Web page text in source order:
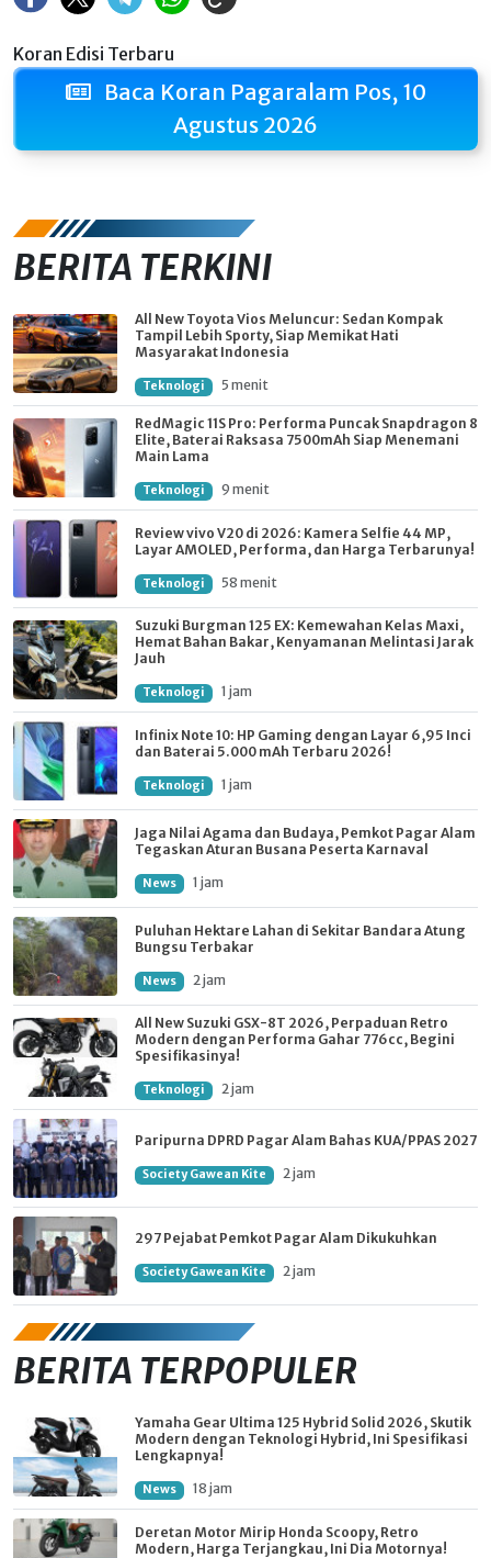
Koran Edisi Terbaru
Baca Koran Pagaralam Pos, 10
Agustus 2026
BERITA TERKINI
All New Toyota Vios Meluncur: Sedan Kompak
Tampil Lebih Sporty, Siap Memikat Hati
Masyarakat Indonesia
Teknologi 5 menit
RedMagic 11S Pro: Performa Puncak Snapdragon 8
Elite, Baterai Raksasa 7500mAh Siap Menemani
Main Lama
Teknologi 9 menit
Review vivo V20 di 2026: Kamera Selfie 44 MP,
Layar AMOLED, Performa, dan Harga Terbarunya!
Teknologi 58 menit
Suzuki Burgman 125 EX: Kemewahan Kelas Maxi,
Hemat Bahan Bakar, Kenyamanan Melintasi Jarak
Jauh
Teknologi 1 jam
Infinix Note 10: HP Gaming dengan Layar 6,95 Inci
dan Baterai 5.000 mAh Terbaru 2026!
Teknologi 1 jam
Jaga Nilai Agama dan Budaya, Pemkot Pagar Alam
Tegaskan Aturan Busana Peserta Karnaval
News 1 jam
Puluhan Hektare Lahan di Sekitar Bandara Atung
Bungsu Terbakar
News 2 jam
All New Suzuki GSX-8T 2026, Perpaduan Retro
Modern dengan Performa Gahar 776cc, Begini
Spesifikasinya!
Teknologi 2 jam
Paripurna DPRD Pagar Alam Bahas KUA/PPAS 2027
Society Gawean Kite 2 jam
297 Pejabat Pemkot Pagar Alam Dikukuhkan
Society Gawean Kite 2 jam
BERITA TERPOPULER
Yamaha Gear Ultima 125 Hybrid Solid 2026, Skutik
Modern dengan Teknologi Hybrid, Ini Spesifikasi
Lengkapnya!
News 18 jam
Deretan Motor Mirip Honda Scoopy, Retro
Modern, Harga Terjangkau, Ini Dia Motornya!